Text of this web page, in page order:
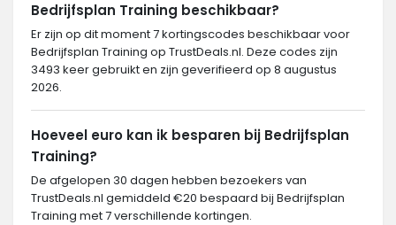
Bedrijfsplan Training beschikbaar?
Er zijn op dit moment 7 kortingscodes beschikbaar voor
Bedrijfsplan Training op TrustDeals.nl. Deze codes zijn
3493 keer gebruikt en zijn geverifieerd op 8 augustus
2026.
Hoeveel euro kan ik besparen bij Bedrijfsplan
Training?
De afgelopen 30 dagen hebben bezoekers van
TrustDeals.nl gemiddeld €20 bespaard bij Bedrijfsplan
Training met 7 verschillende kortingen.